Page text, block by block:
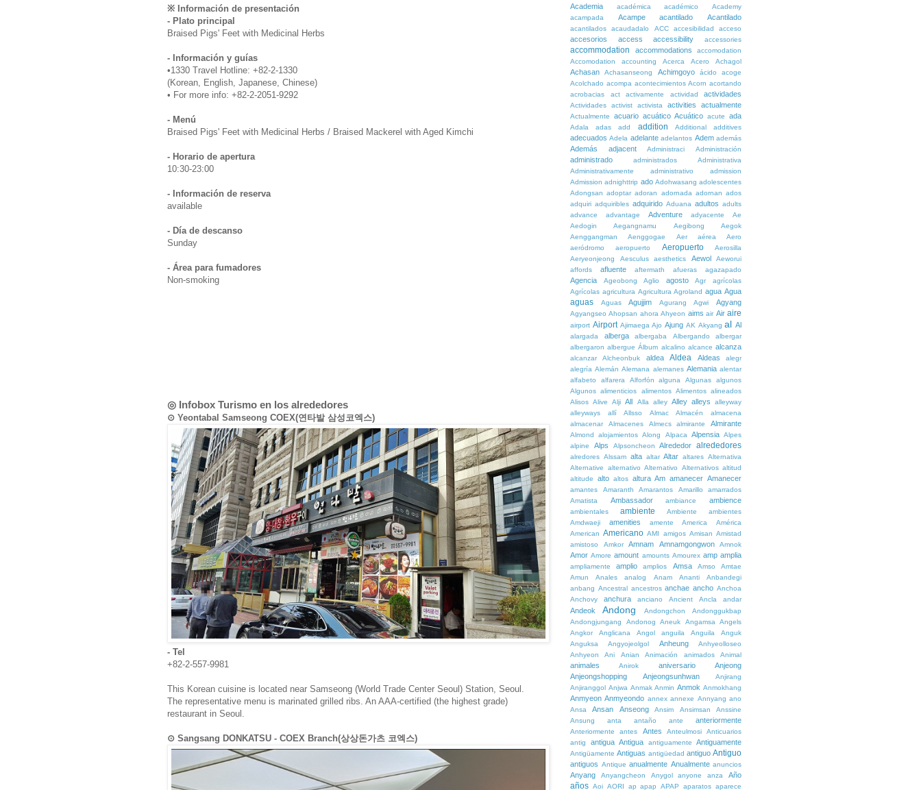
※ Información de presentación
- Plato principal
Braised Pigs' Feet with Medicinal Herbs
- Información y guías
•1330 Travel Hotline: +82-2-1330
(Korean, English, Japanese, Chinese)
• For more info: +82-2-2051-9292
- Menú
Braised Pigs' Feet with Medicinal Herbs / Braised Mackerel with Aged Kimchi
- Horario de apertura
10:30-23:00
- Información de reserva
available
- Día de descanso
Sunday
- Área para fumadores
Non-smoking
◎ Infobox Turismo en los alrededores
⊙ Yeontabal Samseong COEX(연타발 삼성코엑스)
- Tel
+82-2-557-9981
This Korean cuisine is located near Samseong (World Trade Center Seoul) Station, Seoul.
The representative menu is marinated grilled ribs. An AAA-certified (the highest grade)
restaurant in Seoul.
⊙ Sangsang DONKATSU - COEX Branch(상상돈가츠 코엑스)
Academia
académica académico
Academy
acampada
Acampe acantilado Acantilado
acantilados acaudadalo ACC accesibilidad acceso
accesorios access accessibility accessories
accommodation accommodations
accomodation
Accomodation
accounting Acerca Acero Achagol
Achasan Achasanseong Achimgoyo ácido
acoge
Acolchado acompa acontecimientos Acorn acortando
acrobacias
act activamente actividad actividades
Actividades activist activista activities actualmente
Actualmente acuario acuático Acuático acute ada
Adala adas add addition Additional additives
adecuados Adela adelante adelantos Adem además
Además adjacent Administraci Administración
administrado administrados
Administrativa
Administrativamente
administrativo
admission
Admission adnighttrip ado Adohwasang adolescentes
Adongsan adoptar adoran adornada adornan ados
adquiri adquiribles adquirido Aduana adultos adults
advance
advantage Adventure adyacente
Ae
Aedogin
Aegangnamu Aegibong
Aegok
Aenggangman
Aenggogae Aer aérea
Aero
aeródromo
aeropuerto Aeropuerto
Aerosilla
Aeryeonjeong
Aesculus aesthetics Aewol
Aeworui
affords
afluente aftermath afueras agazapado
Agencia Ageobong Aglio agosto Agr
agrícolas
Agrícolas agricultura Agricultura Agroland agua Agua
aguas Aguas Agujjim Agurang Agwi Agyang
Agyangseo Ahopsan ahora Ahyeon aims air Air aire
airport Airport Ajimaega Ajo Ajung AK Akyang al Al
alargada alberga albergaba Albergando
albergar
albergaron albergue Álbum alcalino alcance alcanza
alcanzar Alcheonbuk aldea Aldea Aldeas
alegr
alegría Alemán Alemana alemanes Alemania alentar
alfabeto
alfarera Alforfón alguna Algunas
algunos
Algunos alimenticios alimentos Alimentos alineados
Alisos Alive Alji All Alla alley Alley alleys
alleyway
alleyways
allí Allsso Almac Almacén
almacena
almacenar
Almacenes Almecs almirante Almirante
Almond alojamientos Along Alpaca Alpensia Alpes
alpine
Alps Alpsoncheon Alrededor alrededores
alredores Alssam alta altar Altar altares Alternativa
Alternative
alternativo Alternativo Alternativos altitud
altitude
alto altos altura Am amanecer Amanecer
amantes Amaranth Amarantos Amarillo
amarrados
Amatista
Ambassador ambiance ambience
ambientales ambiente Ambiente
ambientes
Amdwaeji
amenities amente America
América
American Americano AMI amigos Amisan Amistad
amistoso
Amkor Amnam Amnamgongwon Amnok
Amor Amore amount amounts Amourex amp amplia
ampliamente amplio amplios Amsa Amso
Amtae
Amun
Anales analog Anam Ananti
Anbandegi
anbang Ancestral ancestros anchae ancho Anchoa
Anchovy
anchura anciano Ancient Ancla andar
Andeok Andong Andongchon
Andonggukbap
Andongjungang
Andonog Aneuk Angamsa
Angels
Angkor
Anglicana Angol anguila Anguila
Anguk
Anguksa
Angyojeolgol Anheung
Anhyeolloseo
Anhyeon
Ani Anian Animación animados Animal
animales Anirok aniversario
Anjeong
Anjeongshopping
Anjeongsunhwan
Anjirang
Anjiranggol Anjwa Anmak Anmin Anmok Anmokhang
Anmyeon Anmyeondo annex annexe Annyang ano
Ansa
Ansan Anseong Ansim Ansimsan
Anssine
Ansung
anta antaño ante anteriormente
Anteriormente antes Antes Anteulmosi
Anticuarios
antig
antigua Antigua antiguamente Antiguamente
Antigüamente Antiguas antigüedad antiguo Antiguo
antiguos Antique anualmente Anualmente anuncios
Anyang Anyangcheon Anygol anyone anza Año
años Aoi AORI ap apap APAP aparatos aparece